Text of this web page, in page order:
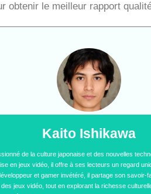
obtenir le meilleur rapport
de la culture japonaise et des nouvelles
en jeux vidéo, il offre à ses lecteurs un regard
et gamer invétéré, il partage son savoir-
jeux vidéo, tout en explorant la richesse
Kaito Ishikawa